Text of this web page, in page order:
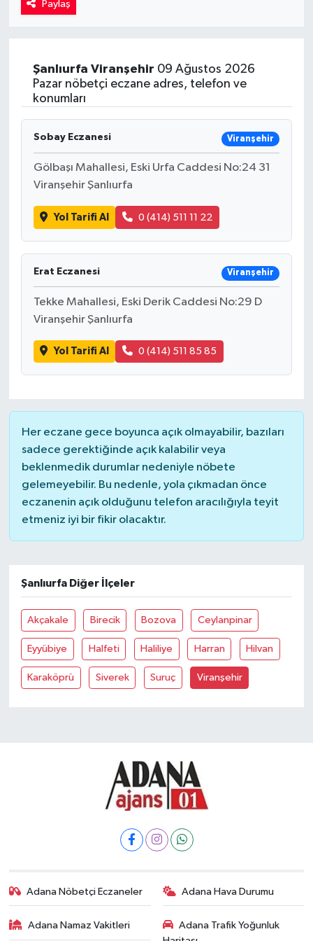
Paylaş
Şanlıurfa Viranşehir 09 Ağustos 2026
Pazar nöbetçi eczane adres, telefon ve
konumları
Sobay Eczanesi Viranşehir
Gölbaşı Mahallesi, Eski Urfa Caddesi No:24 31
Viranşehir Şanlıurfa
Yol Tarifi Al 0 (414) 511 11 22
Erat Eczanesi Viranşehir
Tekke Mahallesi, Eski Derik Caddesi No:29 D
Viranşehir Şanlıurfa
Yol Tarifi Al 0 (414) 511 85 85
Her eczane gece boyunca açık olmayabilir, bazıları
sadece gerektiğinde açık kalabilir veya
beklenmedik durumlar nedeniyle nöbete
gelemeyebilir. Bu nedenle, yola çıkmadan önce
eczanenin açık olduğunu telefon aracılığıyla teyit
etmeniz iyi bir fikir olacaktır.
Şanlıurfa Diğer İlçeler
Akçakale Birecik Bozova Ceylanpinar
Eyyübiye Halfeti Haliliye Harran Hilvan
Karaköprü Siverek Suruç Viranşehir
Adana Nöbetçi Eczaneler Adana Hava Durumu
Adana Namaz Vakitleri
Adana Trafik Yoğunluk
Yaşam